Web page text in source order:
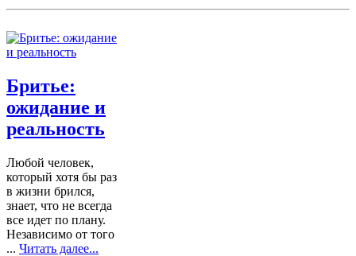
Бритье:
ожидание и
реальность
Любой человек,
который хотя бы раз
в жизни брился,
знает, что не всегда
все идет по плану.
Независимо от того
... Читать далее...